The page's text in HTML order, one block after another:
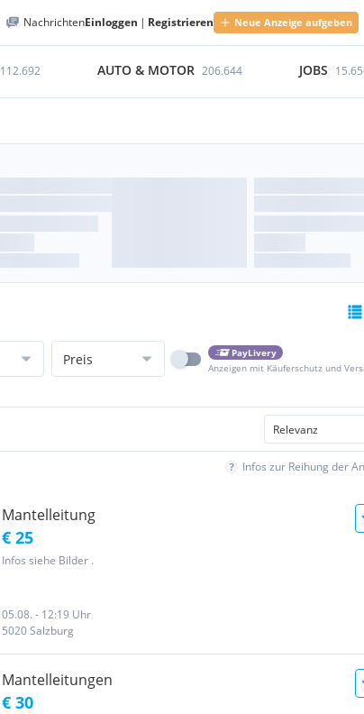
NachrichtenEinloggen | Registrieren Neue Anzeige aufgeben
112.692 AUTO & MOTOR 206.644 JOBS
Preis
PayLivery
Anzeigen mit Käuferschutz und
Infos zur Reihung der
Mantelleitung
€ 25
Infos siehe Bilder .
05.08. - 12:19 Uhr
5020 Salzburg
Mantelleitungen
€ 30